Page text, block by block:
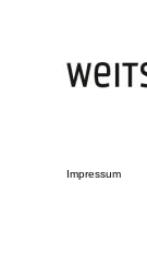
Impressum